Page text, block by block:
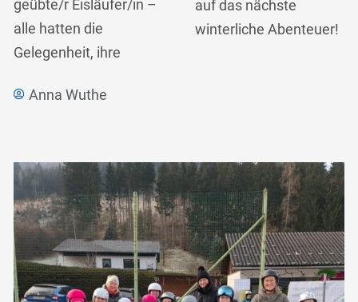
alle hatten die
Gelegenheit, ihre
auf das nächste
winterliche Abenteuer!
Anna Wuthe